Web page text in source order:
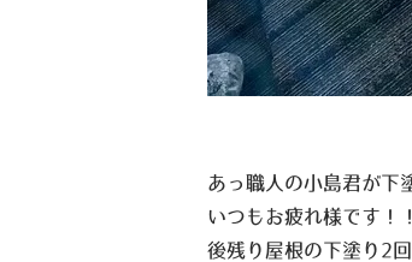
あっ職人の小島君が下
いつもお疲れ様です！！
後残り屋根の下塗り2